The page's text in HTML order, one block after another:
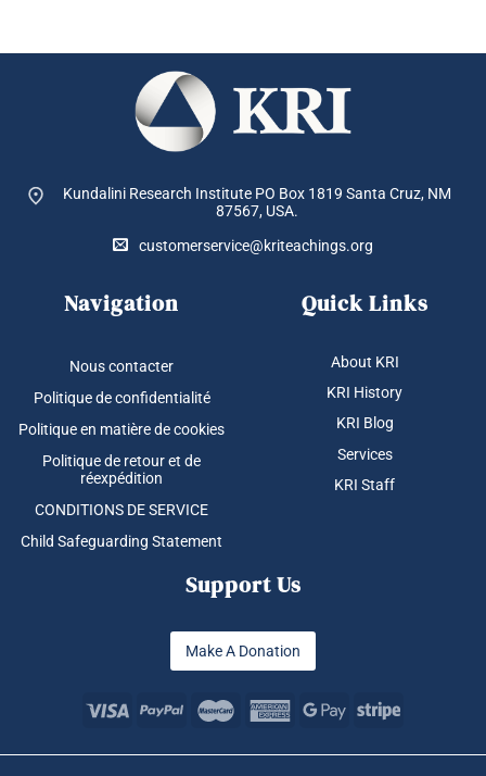
Kundalini Research Institute PO Box 1819 Santa Cruz, NM
87567, USA.
customerservice@kriteachings.org
Navigation
Nous contacter
Politique de confidentialité
Politique en matière de cookies
Politique de retour et de
réexpédition
CONDITIONS DE SERVICE
Child Safeguarding Statement
Quick Links
About KRI
KRI History
KRI Blog
Services
KRI Staff
Support Us
Make A Donation